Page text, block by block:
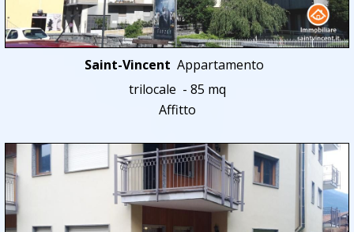
Saint-Vincent Appartamento
trilocale - 85 mq
Affitto